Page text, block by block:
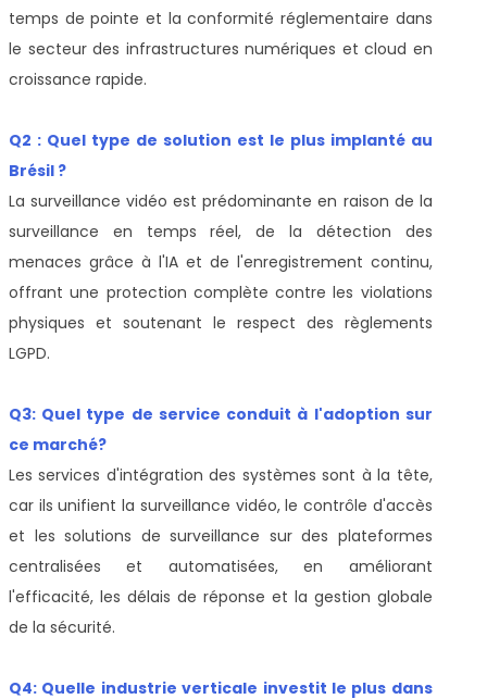
temps de pointe et la conformité réglementaire dans
le secteur des infrastructures numériques et cloud en
croissance rapide.
Q2 : Quel type de solution est le plus implanté au
Brésil ?
La surveillance vidéo est prédominante en raison de la
surveillance en temps réel, de la détection des
menaces grâce à l'IA et de l'enregistrement continu,
offrant une protection complète contre les violations
physiques et soutenant le respect des règlements
LGPD.
Q3: Quel type de service conduit à l'adoption sur
ce marché?
Les services d'intégration des systèmes sont à la tête,
car ils unifient la surveillance vidéo, le contrôle d'accès
et les solutions de surveillance sur des plateformes
centralisées et automatisées, en améliorant
l'efficacité, les délais de réponse et la gestion globale
de la sécurité.
Q4: Quelle industrie verticale investit le plus dans